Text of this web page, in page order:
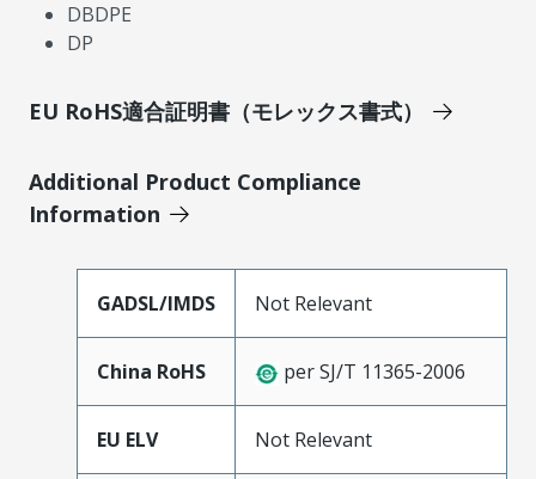
DBDPE
DP
EU RoHS適合証明書（モレックス書式）
Additional Product Compliance
Information
GADSL/IMDS Not Relevant
China RoHS per SJ/T 11365-2006
EU ELV Not Relevant